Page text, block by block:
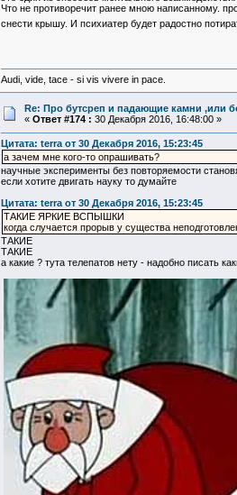
Что не противоречит ранее мною написанному.
снести крышу. И психиатер будет радостно
Audi, vide, tace - si vis vivere in pace.
Re: Про бутсреп и падающие камни ,или
« Ответ #174 : 30 Декабря 2016, 16:48:00 »
Цитата: terra от 30 Декабря 2016, 15:23:45
а зачем мне кого-то опрашивать?
научные эксперименты без повторяемости
если хотите двигать науку то думайте
Цитата: terra от 30 Декабря 2016, 15:23:45
ТАКИЕ ЯРКИЕ ВСПЫШКИ
когда случается прорыв у существа
ТАКИЕ
ТАКИЕ
а какие ? тута телепатов нету - надобно писать